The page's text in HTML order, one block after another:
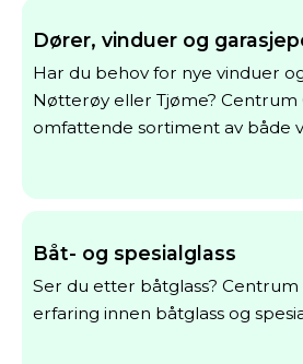
Dører, vinduer og
Har du behov for nye vinduer
Nøtterøy eller Tjøme? Centrum
omfattende sortiment av både
Båt- og spesialglass
Ser du etter båtglass? Centrum
erfaring innen båtglass og